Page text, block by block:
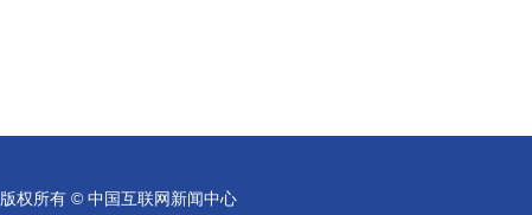
版权所有 © 中国互联网新闻中心